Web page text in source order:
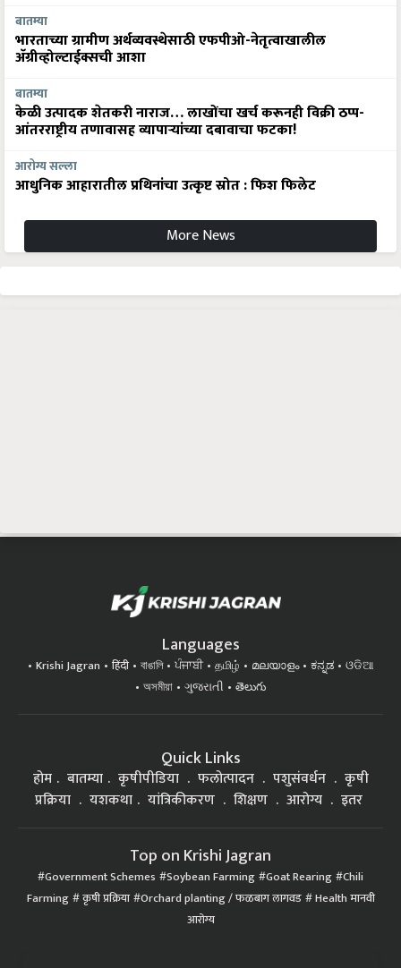
बातम्या
भारताच्या ग्रामीण अर्थव्यवस्थेसाठी एफपीओ-नेतृत्वाखालील
अ‍ॅग्रीव्होल्टाईक्सची आशा
बातम्या
केळी उत्पादक शेतकरी नाराज… लाखोंचा खर्च करूनही विक्री ठप्प-
आंतरराष्ट्रीय तणावासह व्यापाऱ्यांच्या दबावाचा फटका!
आरोग्य सल्ला
आधुनिक आहारातील प्रथिनांचा उत्कृष्ट स्रोत : फिश फिलेट
More News
Languages
Krishi Jagran हिंदी বাঙালি ਪੰਜਾਬੀ தமிழ் മലയാളം ಕನ್ನಡ
ଓଡିଆ
অসমীয়া
ગુજરાતી తెలుగు
Quick Links
होम बातम्या कृषीपीडिया फलोत्पादन पशुसंवर्धन
कृषी
प्रक्रिया
यशकथा यांत्रिकीकरण शिक्षण आरोग्य इतर
Top on Krishi Jagran
Government Schemes Soybean Farming Goat Rearing Chili
Farming कृषी प्रक्रिया Orchard planting / फळबाग लागवड Health मानवी
आरोग्य